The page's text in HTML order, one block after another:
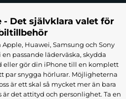
- Det självklara valet för
Huawei, Samsung och Sony
en passande läderväska, skydda
eller gör din iPhone till en komplett
snygga hörlurar. Möjligheterna
är ett skal så mycket mer än bara
det attityd och personlighet. Ta en